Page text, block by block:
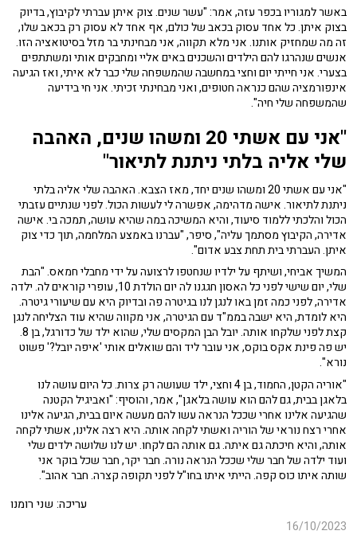
באשר למגוריו בכפר עזה, אמר: "עשר שנים. צוק איתן עברתי לקיבוץ, בדיוק
בצוק איתן. כל אחד עסוק בכאב של כולם, אף אחד לא עסוק רק בכאב שלו,
זה מה שמחזיק אותנו. אני מלא תקווה, אני מבחינתי בר מזל בסיטואציה הזו.
אנשים שנהרגו להם הילדים והשכנים באים אליי ומחבקים אותי ומשתתפים
בצערי. אני חייתי יום וחצי במחשבה שהמשפחה שלי כבר לא איתי, ואז הגיעה
אינפורמציה שהם כנראה חטופים, ואני מבחינתי זכיתי. אני חי בידיעה
שהמשפחה שלי חיה".
"אני עם אשתי 20 ומשהו שנים, האהבה
שלי אליה בלתי ניתנת לתיאור"
"אני עם אשתי 20 ומשהו שנים יחד, מאז הצבא. האהבה שלי אליה בלתי
ניתנת לתיאור. אישה מדהימה, אפשרה לי לעשות הכול. לפני שנתיים עזבתי
הכול והלכתי ללמוד סיעוד, והיא המשיכה במה שהיא עושה, תמכה בי. אישה
אדירה, הקיבוץ מסתמך עליה", סיפר, "עברנו באמצע המלחמה, תוך כדי צוק
איתן. העברתי בית תחת צבע אדום".
המשיך אביחי, ושיתף על ילדיו שנחטפו לרצועה על ידי מחבלי חמאס. "הבת
שלי, יום שישי לפני כל האסון חגגנו לה יום הולדת 10, עופרי קוראים לה. ילדה
אדירה, לפני כמה זמן באו לנגן לנו בגיטרה פה ובדיוק היא עם שיעורי גיטרה.
היא לומדת, היא ישבה בממ"ד עם הגיטרה, אני מקווה שהיא עוד הצליחה לנגן
קצת לפני שלקחו אותה. יובל הבן המקסים שלי, שהוא ילד של כדורגל, בן 8.
יש פה פינת אקס בוקס, אני עובר ליד והם שואלים אותי 'איפה יובל?' פשוט
נורא".
"אוריה הקטן, החמוד, בן 4 וחצי, ילד שעושה רק צרות. כל היום עושה לנו
בלאגן בבית, גם להם הוא עושה בלאגן", אמר, והוסיף: "ואביגיל הקטנה
שהגיעה אלינו אחרי שככל הנראה עשו להם מעשה איום בבית, הגיעה אלינו
אחרי רצח נוראי של הוריה ואשתי לקחה אותה. היא רצה אלינו, אשתי לקחה
אותה, והיא חיכתה גם איתה. גם אותה הם לקחו. יש לנו שלושה ילדים שלי
ועוד ילדה של חבר שלי שככל הנראה נורה. חבר יקר, חבר שכל בוקר אני
שותה איתו כוס קפה. הייתי איתו בחו"ל לפני תקופה קצרה. חבר אהוב".
עריכה: שני רומנו
16/10/2023